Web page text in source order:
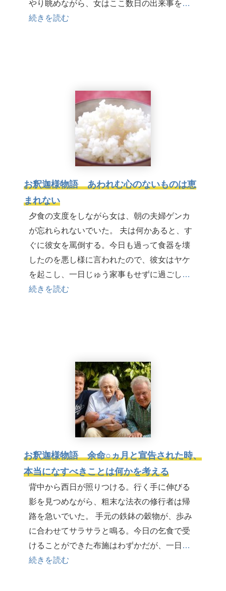
やり眺めながら、女はここ数日の出来事を…
続きを読む
お釈迦様物語 あわれむ心のないものは恵
まれない
夕食の支度をしながら女は、朝の夫婦ゲンカ
が忘れられないでいた。 夫は何かあると、す
ぐに彼女を罵倒する。今日も過って食器を壊
したのを悪し様に言われたので、彼女はヤケ
を起こし、一日じゅう家事もせずに過ごし …
続きを読む
お釈迦様物語 余命○ヵ月と宣告された時、
本当になすべきことは何かを考える
背中から西日が照りつける。行く手に伸びる
影を見つめながら、粗末な法衣の修行者は帰
路を急いでいた。 手元の鉄鉢の穀物が、歩み
に合わせてサラサラと鳴る。今日の乞食で受
けることができた布施はわずかだが、一日 …
続きを読む